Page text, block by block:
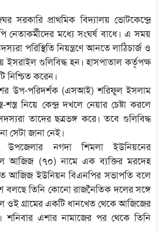
সরকারি প্রাথমিক বিদ্যালয় ভোটকেন্দ্রে
মধ্যে সংঘর্ষ বাধে। এ সময়
পরিস্থিতি নিয়ন্ত্রণে আনতে লাঠিচার্জ ও
ইসরাইল গুলিবিদ্ধ হন। হাসপাতাল কর্তৃপক্ষ
নিশ্চিত করেন।
উপ-পরিদর্শক (এসআই) শরিফুল ইসলাম
শস্ত্র নিয়ে কেন্দ্র দখলে নেয়ার চেষ্টা করলে
তাদের ছত্রভঙ্গ করে। তবে গুলিবিদ্ধ
সেটা জানা নেই।
উপজেলার নগদা শিমলা ইউনিয়নের
আজিজ (৭০) নামে এক ব্যক্তির মরদেহ
আজিজ ইউনিয়ন বিএনপির সভাপতি বলে
বলছে তিনি কোনো রাজনৈতিক দলের সঙ্গে
ওই গ্রামের একটি ধানখেত থেকে আজিজের
শনিবার এশার নামাজের পর থেকে তিনি